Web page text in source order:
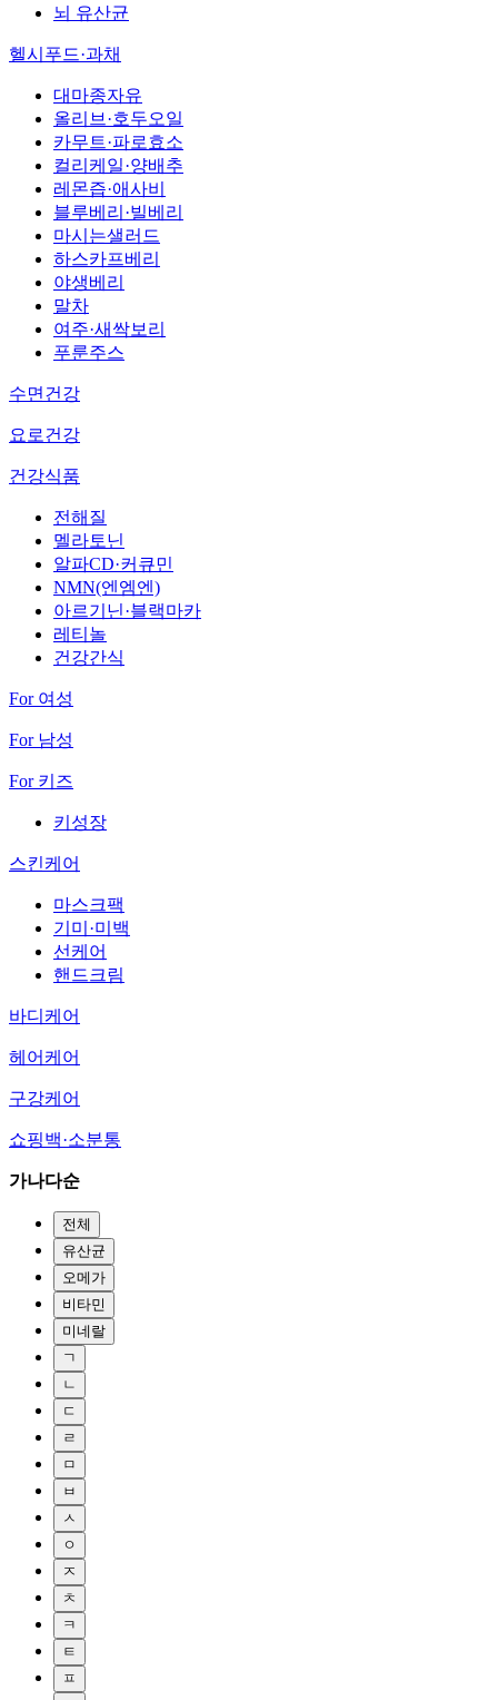
뇌 유산균
헬시푸드·과채
대마종자유
올리브·호두오일
카무트·파로효소
컬리케일·양배추
레몬즙·애사비
블루베리·빌베리
마시는샐러드
하스카프베리
야생베리
말차
여주·새싹보리
푸룬주스
수면건강
요로건강
건강식품
전해질
멜라토닌
알파CD·커큐민
NMN(엔엠엔)
아르기닌·블랙마카
레티놀
건강간식
For 여성
For 남성
For 키즈
키성장
스킨케어
마스크팩
기미·미백
선케어
핸드크림
바디케어
헤어케어
구강케어
쇼핑백·소분통
가나다순
전체
유산균
오메가
비타민
미네랄
ㄱ
ㄴ
ㄷ
ㄹ
ㅁ
ㅂ
ㅅ
ㅇ
ㅈ
ㅊ
ㅋ
ㅌ
ㅍ